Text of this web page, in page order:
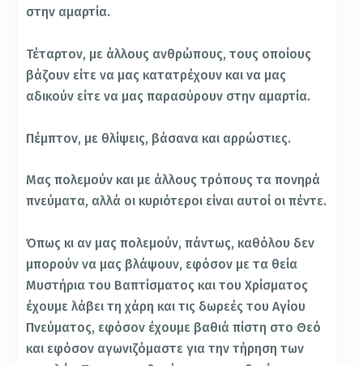
στην αμαρτία.
Τέταρτον, με άλλους ανθρώπους, τους οποίους
βάζουν είτε να μας κατατρέχουν και να μας
αδικούν είτε να μας παρασύρουν στην αμαρτία.
Πέμπτον, με θλίψεις, βάσανα και αρρώστιες.
Μας πολεμούν και με άλλους τρόπους τα πονηρά
πνεύματα, αλλά οι κυριότεροι είναι αυτοί οι πέντε.
Όπως κι αν μας πολεμούν, πάντως, καθόλου δεν
μπορούν να μας βλάψουν, εφόσον με τα θεία
Μυστήρια του Βαπτίσματος και του Χρίσματος
έχουμε λάβει τη χάρη και τις δωρεές του Αγίου
Πνεύματος, εφόσον έχουμε βαθιά πίστη στο Θεό
και εφόσον αγωνιζόμαστε για την τήρηση των